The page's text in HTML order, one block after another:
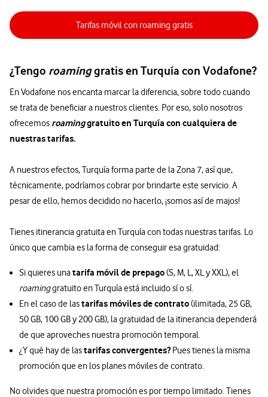
Tarifas móvil con roaming gratis
¿Tengo roaminggratis en Turquía con Vodafone?
En Vodafone nos encanta marcar la diferencia, sobre todo cuando
se trata de beneficiar a nuestros clientes. Por eso, solo nosotros
ofrecemos roaminggratuito en Turquía con cualquiera de
nuestras tarifas.
A nuestros efectos, Turquía forma parte de la Zona 7, así que,
técnicamente, podríamos cobrar por brindarte este servicio. A
pesar de ello, hemos decidido no hacerlo, ¡somos así de majos!
Tienes itinerancia gratuita en Turquía con todas nuestras tarifas. Lo
único que cambia es la forma de conseguir esa gratuidad:
Si quieres unatarifa móvil de prepago(S, M, L, XL y XXL), el
roaminggratuito en Turquía está incluido sí o sí.
En el caso de lastarifas móviles de contrato(ilimitada, 25 GB,
50 GB, 100 GB y 200 GB), la gratuidad de la itinerancia dependerá
de que aproveches nuestra promoción temporal.
¿Y qué hay de lastarifas convergentes?Pues tienes la misma
promoción que en los planes móviles de contrato.
No olvides que nuestra promoción es por tiempo limitado. Tienes